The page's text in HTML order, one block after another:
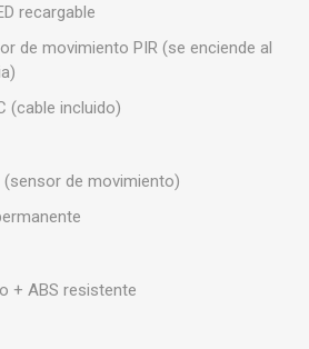
recargable
de movimiento PIR (se enciende al
(cable incluido)
de movimiento)
+ ABS resistente